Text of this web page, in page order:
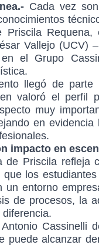
Cada vez
Requena,
Vallejo (UCV)
en el Grupo
llegó de
valoró el perfil
muy
en
impacto en
de Priscila refleja
que los
un entorno
de procesos, la
Cassinelli
puede alcanzar